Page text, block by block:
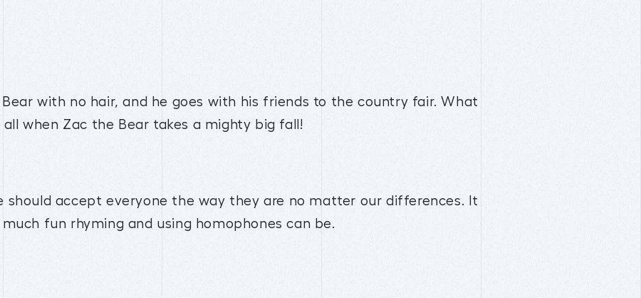
with no hair, and he goes with his friends to the country fair. What
when Zac the Bear takes a mighty big fall!
should accept everyone the way they are no matter our differences. It
fun rhyming and using homophones can be.